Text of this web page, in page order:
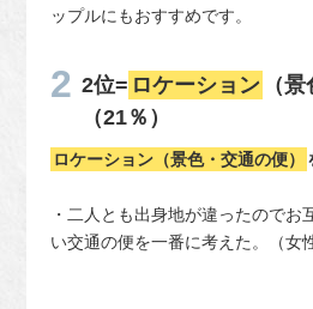
ップルにもおすすめです。
2位= ロケーション
（
（21％）
ロケーション（景色・交通の便）
・二人とも出身地が違ったのでお
い交通の便を一番に考えた。（女